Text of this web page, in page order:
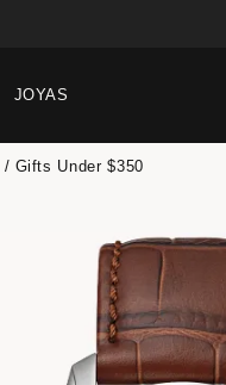
JOYAS
Gifts Under $350